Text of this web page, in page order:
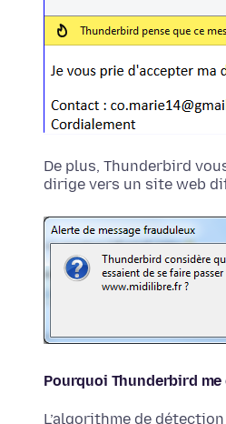
De plus, Thunderbird
dirige vers un site web
Pourquoi Thunderbird
L’algorithme de